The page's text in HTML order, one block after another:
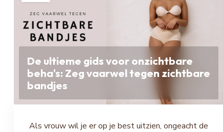
De ultieme gids voor onzichtbare
beha's: Zeg vaarwel tegen zichtbare
bandjes
Als vrouw wil je er op je best uitzien, ongeacht de